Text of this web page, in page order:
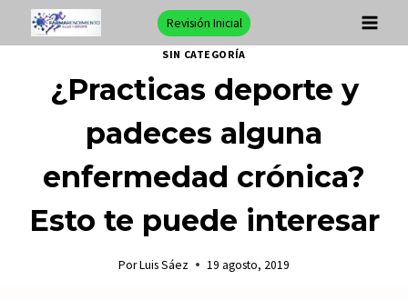
Saltar
Revisión Inicial
SIN CATEGORÍA
¿Practicas deporte y
padeces alguna
enfermedad crónica?
Esto te puede interesar
PorLuis Sáez 19 agosto, 2019